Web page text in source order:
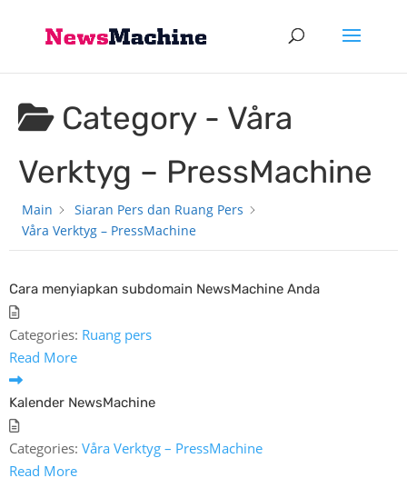
Category - Våra
Verktyg – PressMachine
Main
Siaran Pers dan Ruang Pers
Våra Verktyg – PressMachine
Cara menyiapkan subdomain NewsMachine Anda
Categories: Ruang pers
Read More
Kalender NewsMachine
Categories: Våra Verktyg – PressMachine
Read More